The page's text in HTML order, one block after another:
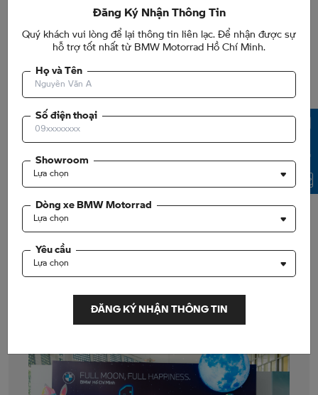
ƯU ĐÃI LỚN CÙNG BMW MOTORRAD HCM
Sở hữu BMW S 1000 R - Siêu phẩm Roadster ưu đãi lên
đến 40 triệu, cơ hội sở hữu chưa từng có!
Đăng Ký Nhận Thông Tin
Quý khách vui lòng để lại thông tin liên lạc. Để nhận được sự
hỗ trợ tốt nhất từ BMW Motorrad Hồ Chí Minh.
Họ và Tên
Số điện thoại
Showroom
Lựa chọn
Dòng xe BMW Motorrad
Lựa chọn
Yêu cầu
Lựa chọn
ĐĂNG KÝ NHẬN THÔNG TIN